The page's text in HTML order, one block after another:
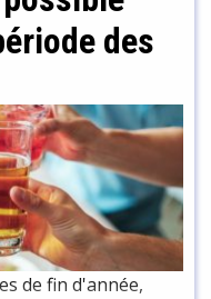
des
de fin d'année,